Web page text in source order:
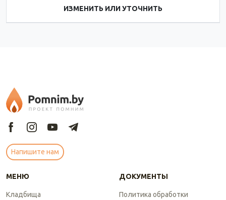
ИЗМЕНИТЬ ИЛИ УТОЧНИТЬ
Напишите нам
МЕНЮ
Кладбища
ДОКУМЕНТЫ
Политика обработки